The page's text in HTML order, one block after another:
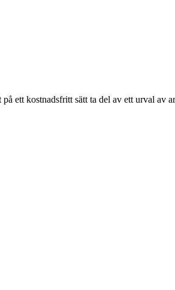
ett kostnadsfritt sätt ta del av ett urval av